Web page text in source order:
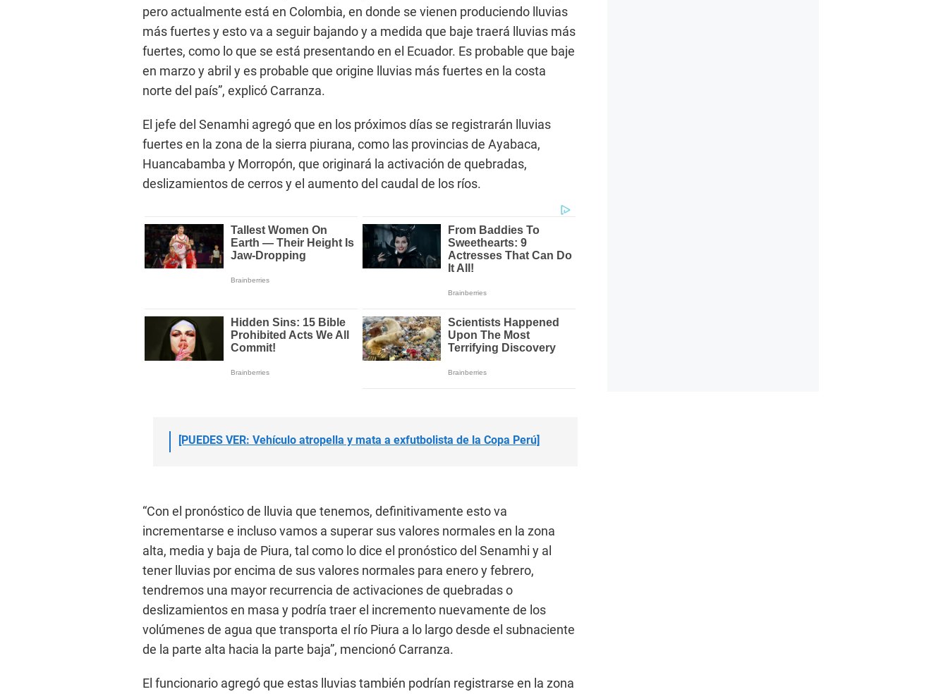
pero actualmente está en Colombia, en donde se vienen produciendo lluvias
más fuertes y esto va a seguir bajando y a medida que baje traerá lluvias más
fuertes, como lo que se está presentando en el Ecuador. Es probable que baje
en marzo y abril y es probable que origine lluvias más fuertes en la costa
norte del país”, explicó Carranza.
El jefe del Senamhi agregó que en los próximos días se registrarán lluvias
fuertes en la zona de la sierra piurana, como las provincias de Ayabaca,
Huancabamba y Morropón, que originará la activación de quebradas,
deslizamientos de cerros y el aumento del caudal de los ríos.
[PUEDES VER: Vehículo atropella y mata a exfutbolista de la Copa Perú]
“Con el pronóstico de lluvia que tenemos, definitivamente esto va
incrementarse e incluso vamos a superar sus valores normales en la zona
alta, media y baja de Piura, tal como lo dice el pronóstico del Senamhi y al
tener lluvias por encima de sus valores normales para enero y febrero,
tendremos una mayor recurrencia de activaciones de quebradas o
deslizamientos en masa y podría traer el incremento nuevamente de los
volúmenes de agua que transporta el río Piura a lo largo desde el subnaciente
de la parte alta hacia la parte baja”, mencionó Carranza.
El funcionario agregó que estas lluvias también podrían registrarse en la zona